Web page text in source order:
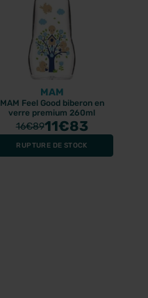
MAM
MAM Feel Good biberon en
verre premium 260ml
16€8911€83
RUPTURE DE STOCK